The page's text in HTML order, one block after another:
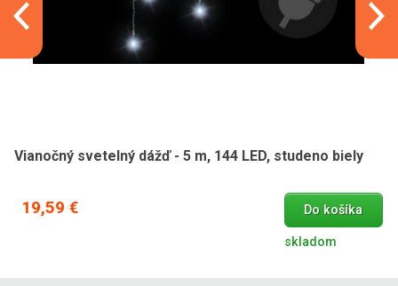
Vianočný svetelný dážď - 5 m, 144 LED, studeno biely
19,59 € Do košíka
skladom